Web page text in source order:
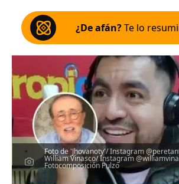
¿De afán?Te lo
Foto de 'Jhovanoty'/ Instagram
William Vinasco/ Instagram
Fotocomposición Pulzo
Escucha el artículo